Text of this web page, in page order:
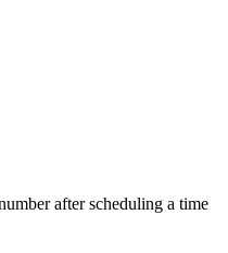
after scheduling a time